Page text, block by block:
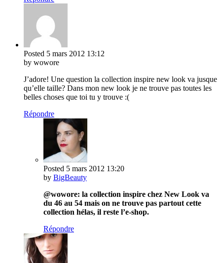
Posted 5 mars 2012 13:12
by wowore
J’adore! Une question la collection inspire new look va jusque
qu’elle taille? Dans mon new look je ne trouve pas toutes les
belles choses que toi tu y trouve :(
Répondre
Posted 5 mars 2012 13:20
by BigBeauty
@wowore: la collection inspire chez New Look va
du 46 au 54 mais on ne trouve pas partout cette
collection hélas, il reste l’e-shop.
Répondre